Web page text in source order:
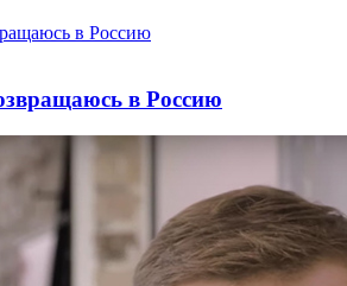
в Россию